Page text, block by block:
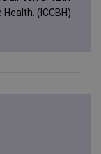
(ICCBH)